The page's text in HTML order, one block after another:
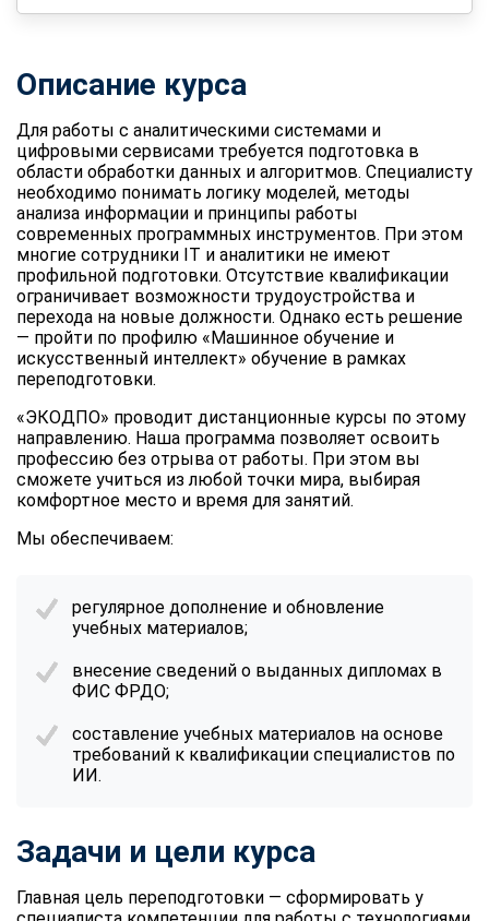
Описание курса
Для работы с аналитическими системами и
цифровыми сервисами требуется подготовка в
области обработки данных и алгоритмов. Специалисту
необходимо понимать логику моделей, методы
анализа информации и принципы работы
современных программных инструментов. При этом
многие сотрудники IT и аналитики не имеют
профильной подготовки. Отсутствие квалификации
ограничивает возможности трудоустройства и
перехода на новые должности. Однако есть решение
— пройти по профилю «Машинное обучение и
искусственный интеллект» обучение в рамках
переподготовки.
«ЭКОДПО» проводит дистанционные курсы по этому
направлению. Наша программа позволяет освоить
профессию без отрыва от работы. При этом вы
сможете учиться из любой точки мира, выбирая
комфортное место и время для занятий.
Мы обеспечиваем:
регулярное дополнение и обновление
учебных материалов;
внесение сведений о выданных дипломах в
ФИС ФРДО;
составление учебных материалов на основе
требований к квалификации специалистов по
ИИ.
Задачи и цели курса
Главная цель переподготовки — сформировать у